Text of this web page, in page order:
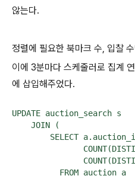
않는다.
정렬에 필요한 북마크 수, 입찰
이에 3분마다 스케줄러로 집계
에 삽입해주었다.
UPDATE auction_search s
    JOIN (
SELECT
          FROM auction a